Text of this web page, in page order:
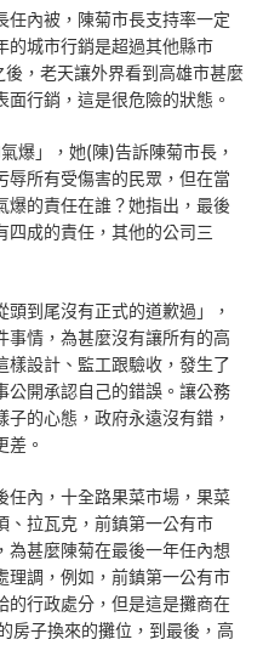
任內被，陳菊市長支持率一定
的城市行銷是超過其他縣市
，老天讓外界看到高雄市甚麼
行銷，這是很危險的狀態。
爆」，她(陳)告訴陳菊市長，
辱所有受傷害的民眾，但在當
爆的責任在誰？她指出，最後
四成的責任，其他的公司三
到尾沒有正式的道歉過」，
事情，為甚麼沒有讓所有的高
樣設計、監工跟驗收，發生了
公開承認自己的錯誤。讓公務
的心態，政府永遠沒有錯，
差。
任內，十全路果菜市場，果菜
、拉瓦克，前鎮第一公有市
為甚麼陳菊在最後一年任內想
理調，例如，前鎮第一公有市
的行政處分，但是這是攤商在
房子換來的攤位，到最後，高